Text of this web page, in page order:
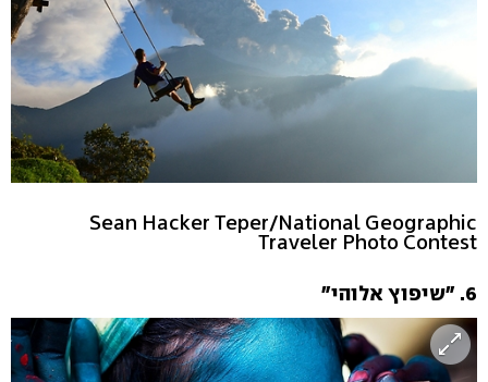
Sean Hacker Teper/National Geographic
Traveler Photo Contest
6. "שיפוץ אלוהי"